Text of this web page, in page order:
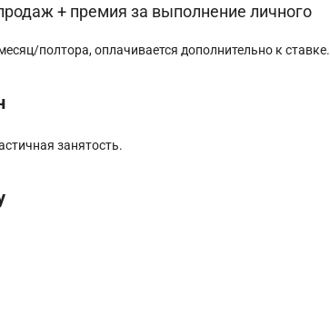
+ премия за выполнение личного
полтора, оплачивается дополнительно к ставке.
занятость.